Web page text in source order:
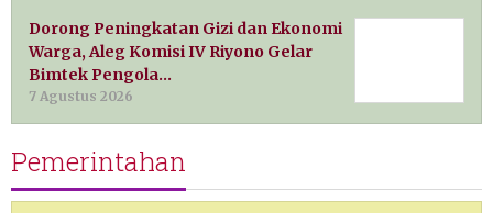
Dorong Peningkatan Gizi dan Ekonomi
Warga, Aleg Komisi IV Riyono Gelar
Bimtek Pengola…
7 Agustus 2026
Pemerintahan